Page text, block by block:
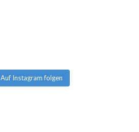
Auf Instagram folgen